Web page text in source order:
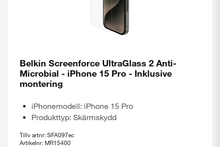
Belkin Screenforce UltraGlass 2 Anti-
Microbial - iPhone 15 Pro - Inklusive
montering
iPhonemodell: iPhone 15 Pro
Produkttyp: Skärmskydd
Tillv artnr: SFA097ec
Artikelnr: MR15400